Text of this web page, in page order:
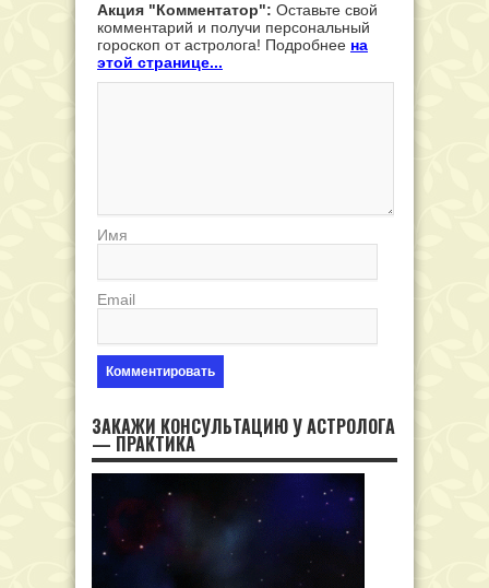
Акция "Комментатор": Оставьте свой
комментарий и получи персональный
гороскоп от астролога! Подробнее на
этой странице...
Имя
Email
ЗАКАЖИ КОНСУЛЬТАЦИЮ У АСТРОЛОГА
— ПРАКТИКА